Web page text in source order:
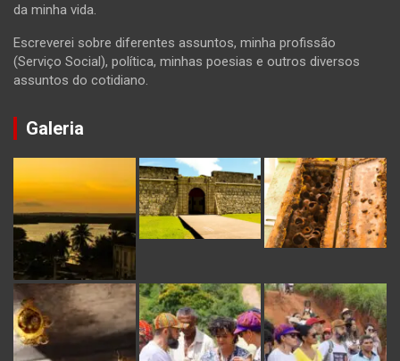
da minha vida.
Escreverei sobre diferentes assuntos, minha profissão
(Serviço Social), política, minhas poesias e outros diversos
assuntos do cotidiano.
Galeria